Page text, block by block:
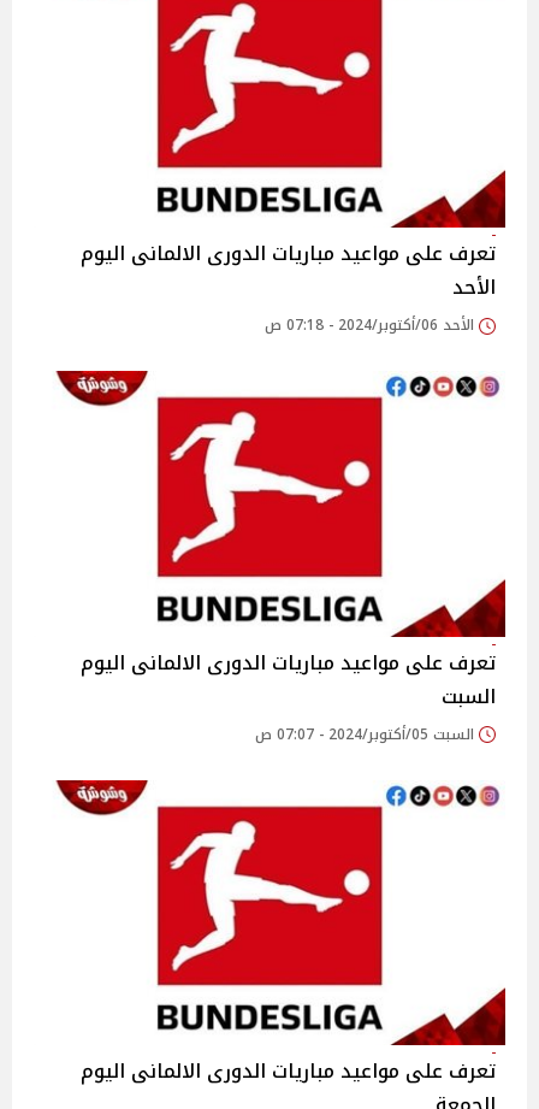
تعرف على مواعيد مباريات الدورى الالمانى اليوم
الأحد
الأحد 06/أكتوبر/2024 - 07:18 ص
تعرف على مواعيد مباريات الدورى الالمانى اليوم
السبت
السبت 05/أكتوبر/2024 - 07:07 ص
تعرف على مواعيد مباريات الدورى الالمانى اليوم